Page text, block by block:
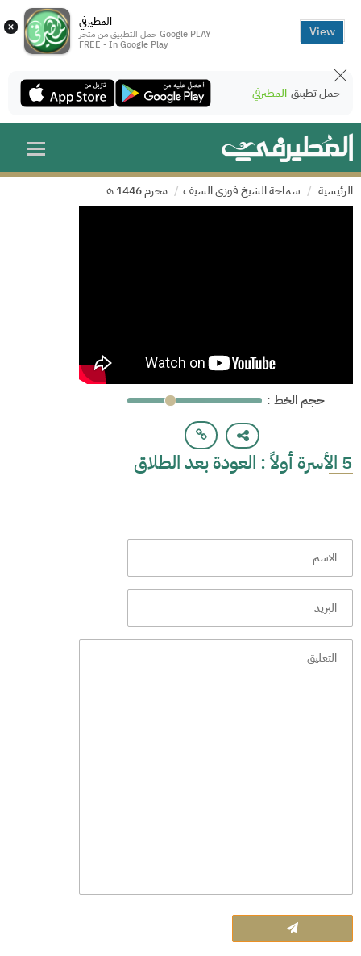
× المطيرفي
حمل التطبيق من متجر Google PLAY
FREE - In Google Play
View
حمل تطبيق المطيرفي
الرئيسية سماحة الشيخ فوزي السيف محرم 1446 هـ
: حجم الخط
5 الأسرة أولاً : العودة بعد الطلاق